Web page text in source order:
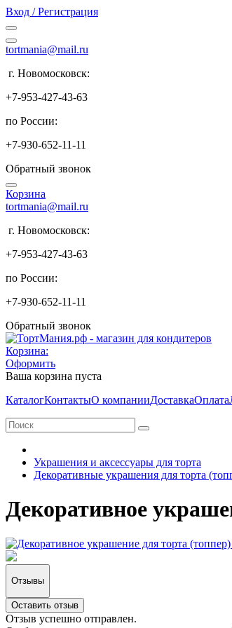
Вход / Регистрация
tortmania@mail.ru
г. Новомосковск:
+7-953-427-43-63
по России:
+7-930-652-11-11
Обратный звонок
Корзина
tortmania@mail.ru
г. Новомосковск:
+7-953-427-43-63
по России:
+7-930-652-11-11
Обратный звонок
Корзина:
Оформить
Ваша корзина пуста
КаталогКонтактыО компанииДоставкаОплата
Украшения и аксессуары для торта
Декоративные украшения для торта
Декоративное
Отзывы
Оставить отзыв
Отзыв успешно отправлен.